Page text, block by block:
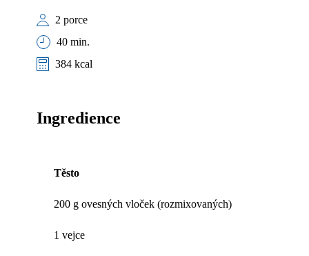
2 porce
40 min.
384 kcal
Ingredience
Těsto
200 g ovesných vloček (rozmixovaných)
1 vejce